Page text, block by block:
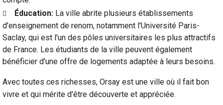
Éducation: La ville abrite plusieurs établissements
d'enseignement de renom, notamment l'Université Paris-
Saclay, qui est l'un des pôles universitaires les plus attractifs
de France. Les étudiants de la ville peuvent également
bénéficier d'une offre de logements adaptée à leurs besoins.
Avec toutes ces richesses, Orsay est une ville où il fait bon
vivre et qui mérite d'être découverte et appréciée.